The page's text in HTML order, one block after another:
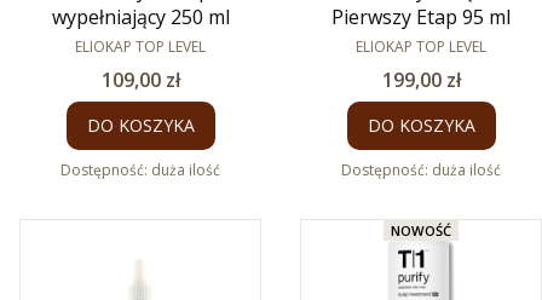
wypełniający 250 ml
PRODUCENT
ELIOKAP TOP LEVEL
Cena
109,00 zł
DO KOSZYKA
Dostępność: duża ilość
Pierwszy Etap 95 ml
PRODUCENT
ELIOKAP TOP LEVEL
Cena
199,00 zł
DO KOSZYKA
Dostępność: duża ilość
NOWOŚĆ